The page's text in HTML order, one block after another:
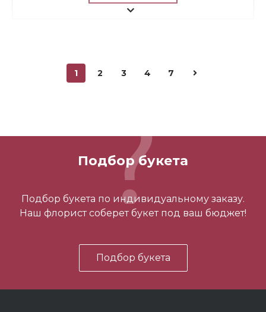
700 ₽
В корзину
1 2 3 4 7
Подбор букета
Подбор букета по индивидуальному заказу.
Наш флорист соберет букет под ваш бюджет!
Подбор букета